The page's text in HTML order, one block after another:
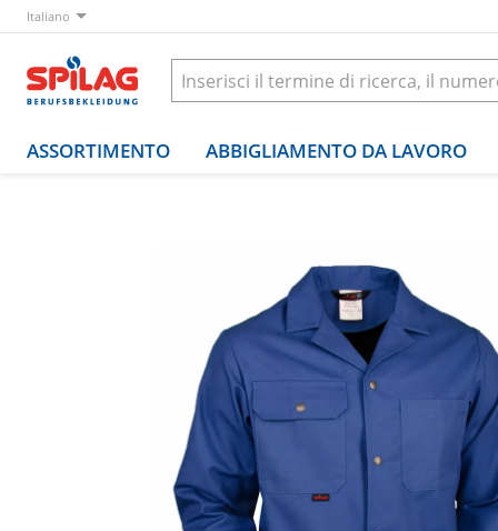
Italiano
ASSORTIMENTO ABBIGLIAMENTO DA LAVORO